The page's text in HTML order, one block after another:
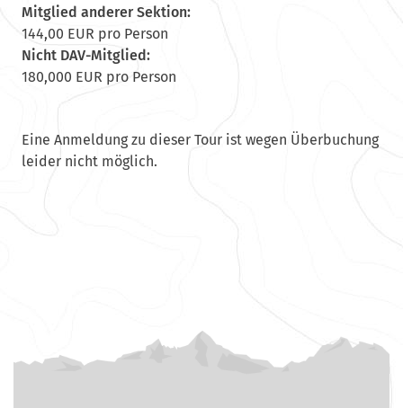
Mitglied anderer Sektion:
144,00 EUR pro Person
Nicht DAV-Mitglied:
180,000 EUR pro Person
Eine Anmeldung zu dieser Tour ist wegen Überbuchung
leider nicht möglich.